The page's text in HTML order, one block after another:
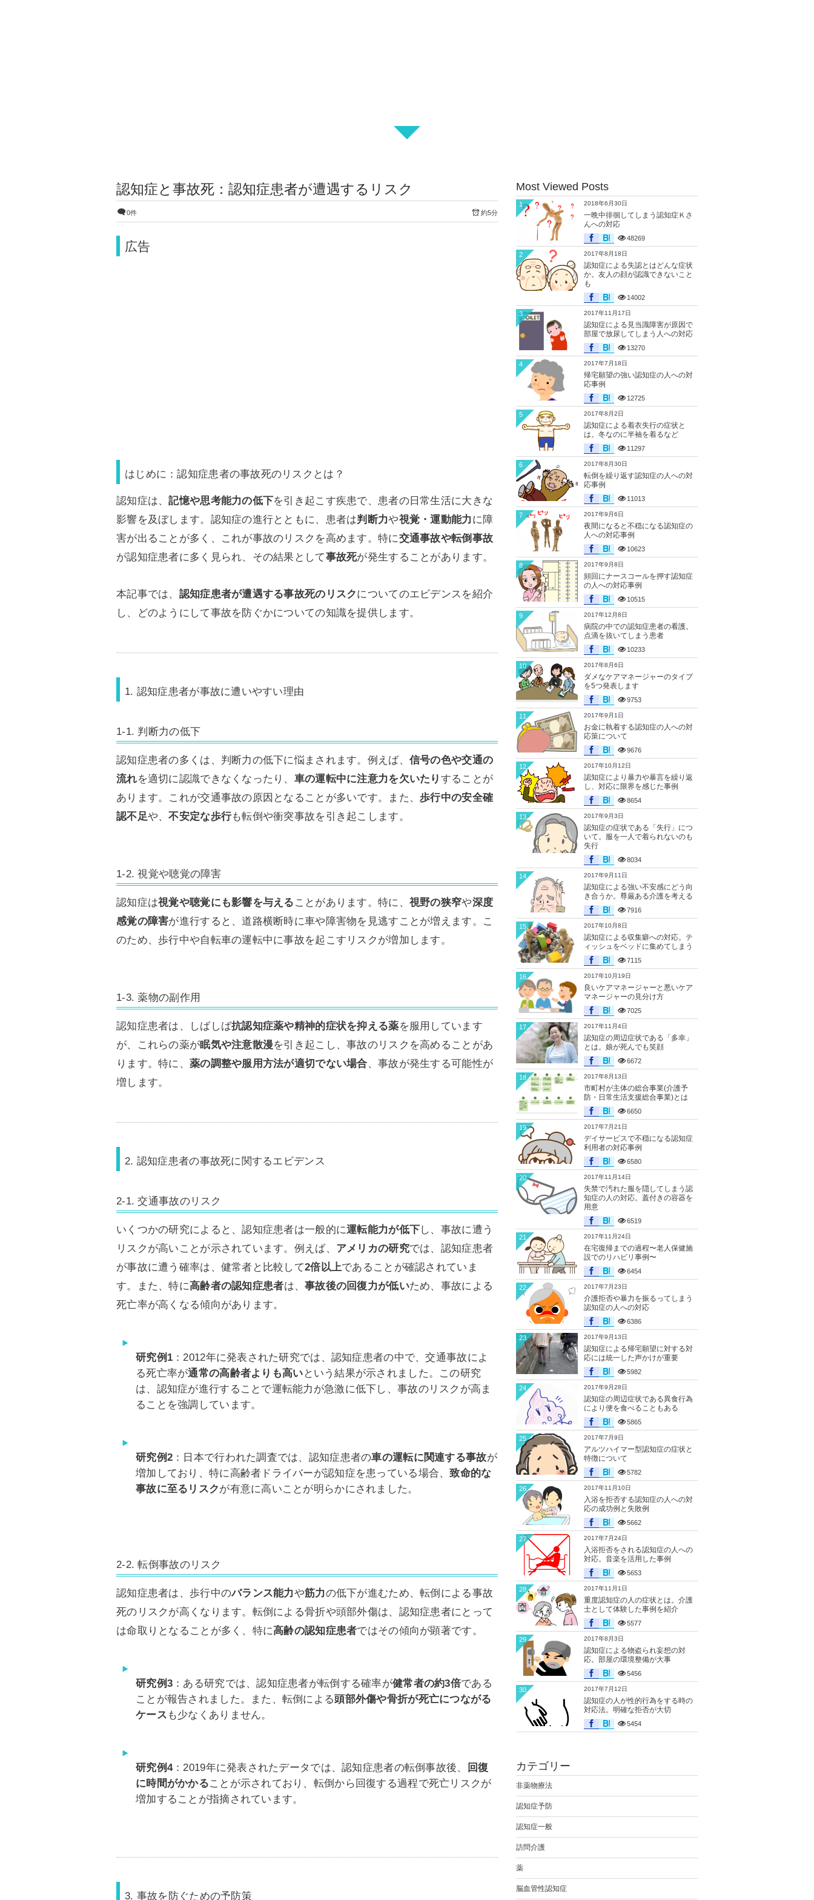
認知症と事故死：認知症患者が遭遇するリスク
0件 約5分
広告
はじめに：認知症患者の事故死のリスクとは？
認知症は、記憶や思考能力の低下を引き起こす疾患で、患者の日常生活に大きな
影響を及ぼします。認知症の進行とともに、患者は判断力や視覚・運動能力 に障
害が出ることが多く、これが事故のリスクを高めます。特に交通事故や転倒事故
が認知症患者に多く見られ、その結果として事故死が発生することがあります。
本記事では、 認知症患者が遭遇する事故死のリスクについてのエビデンスを紹介
し、どのようにして事故を防ぐかについての知識を提供します。
1. 認知症患者が事故に遭いやすい理由
1-1. 判断力の低下
認知症患者の多くは、判断力の低下に悩まされます。例えば、 信号の色や交通の
流れを適切に認識できなくなったり、 車の運転中に注意力を欠いたり することが
あります。これが交通事故の原因となることが多いです。また、歩行中の安全確
認不足や、不安定な歩行も転倒や衝突事故を引き起こします。
1-2. 視覚や聴覚の障害
認知症は視覚や聴覚にも影響を与える ことがあります。特に、 視野の狭窄や深度
感覚の障害が進行すると、道路横断時に車や障害物を見逃すことが増えます。こ
のため、歩行中や自転車の運転中に事故を起こすリスクが増加します。
1-3. 薬物の副作用
認知症患者は、しばしば抗認知症薬や精神的症状を抑える薬を服用しています
が、これらの薬が眠気や注意散漫を引き起こし、事故のリスクを高めることがあ
ります。特に、 薬の調整や服用方法が適切でない場合、事故が発生する可能性が
増します。
2. 認知症患者の事故死に関するエビデンス
2-1. 交通事故のリスク
いくつかの研究によると、認知症患者は一般的に運転能力が低下し、事故に遭う
リスクが高いことが示されています。例えば、 アメリカの研究では、認知症患者
が事故に遭う確率は、健常者と比較して2倍以上であることが確認されていま
す。また、特に高齢者の認知症患者は、事故後の回復力が低いため、事故による
死亡率が高くなる傾向があります。
研究例1 ：2012年に発表された研究では、認知症患者の中で、交通事故によ
る死亡率が通常の高齢者よりも高い という結果が示されました。この研究
は、認知症が進行することで運転能力が急激に低下し、事故のリスクが高ま
ることを強調しています。
研究例2 ：日本で行われた調査では、認知症患者の車の運転に関連する事故が
増加しており、特に高齢者ドライバーが認知症を患っている場合、致命的な
事故に至るリスクが有意に高いことが明らかにされました。
2-2. 転倒事故のリスク
認知症患者は、歩行中のバランス能力や筋力の低下が進むため、転倒による事故
死のリスクが高くなります。転倒による骨折や頭部外傷は、認知症患者にとって
は命取りとなることが多く、特に高齢の認知症患者ではその傾向が顕著です。
研究例3 ：ある研究では、認知症患者が転倒する確率が健常者の約3倍である
ことが報告されました。また、転倒による頭部外傷や骨折が死亡につながる
ケース も少なくありません。
研究例4：2019年に発表されたデータでは、認知症患者の転倒事故後、
回復
に時間がかかることが示されており、転倒から回復する過程で死亡リスクが
増加することが指摘されています。
3. 事故を防ぐための予防策
Most Viewed Posts
2018年6月30日
一晩中徘徊してしまう認知症Ｋさ
んへの対応
48269
1
2017年8月18日
認知症による失認とはどんな症状
か。友人の顔が認識できないこと
も
14002
2
2017年11月17日
認知症による見当識障害が原因で
部屋で放尿してしまう人への対応
13270
3
2017年7月18日
帰宅願望の強い認知症の人への対
応事例
12725
4
2017年8月2日
認知症による着衣失行の症状と
は。冬なのに半袖を着るなど
11297
5
2017年8月30日
転倒を繰り返す認知症の人への対
応事例
11013
6
2017年9月6日
夜間になると不穏になる認知症の
人への対応事例
10623
7
2017年9月8日
頻回にナースコールを押す認知症
の人への対応事例
10515
8
2017年12月8日
病院の中での認知症患者の看護。
点滴を抜いてしまう患者
10233
9
2017年8月6日
ダメなケアマネージャーのタイプ
を5つ発表します
9753
10
2017年9月1日
お金に執着する認知症の人への対
応策について
9676
11
2017年10月12日
認知症により暴力や暴言を繰り返
し、対応に限界を感じた事例
8654
12
2017年9月3日
認知症の症状である「失行」につ
いて。服を一人で着られないのも
失行
8034
13
2017年9月11日
認知症による強い不安感にどう向
き合うか。尊厳ある介護を考える
7916
14
2017年10月8日
認知症による収集癖への対応。テ
ィッシュをベッドに集めてしまう
7115
15
2017年10月19日
良いケアマネージャーと悪いケア
マネージャーの見分け方
7025
16
2017年11月4日
認知症の周辺症状である「多幸」
とは。娘が死んでも笑顔
6672
17
2017年8月13日
市町村が主体の総合事業(介護予
防・日常生活支援総合事業)とは
6650
18
2017年7月21日
デイサービスで不穏になる認知症
利用者の対応事例
6580
19
2017年11月14日
失禁で汚れた服を隠してしまう認
知症の人の対応。蓋付きの容器を
用意
6519
20
2017年11月24日
在宅復帰までの過程〜老人保健施
設でのリハビリ事例〜
6454
21
2017年7月23日
介護拒否や暴力を振るってしまう
認知症の人への対応
6386
22
2017年9月13日
認知症による帰宅願望に対する対
応には統一した声かけが重要
5982
23
2017年9月28日
認知症の周辺症状である異食行為
により便を食べることもある
5865
24
2017年7月9日
アルツハイマー型認知症の症状と
特徴について
5782
25
2017年11月10日
入浴を拒否する認知症の人への対
応の成功例と失敗例
5662
26
2017年7月24日
入浴拒否をされる認知症の人への
対応。音楽を活用した事例
5653
27
2017年11月1日
重度認知症の人の症状とは。介護
士として体験した事例を紹介
5577
28
2017年8月3日
認知症による物盗られ妄想の対
応。部屋の環境整備が大事
5456
29
2017年7月12日
認知症の人が性的行為をする時の
対応法。明確な拒否が大切
5454
30
カテゴリー
非薬物療法
認知症予防
認知症一般
訪問介護
薬
脳血管性認知症